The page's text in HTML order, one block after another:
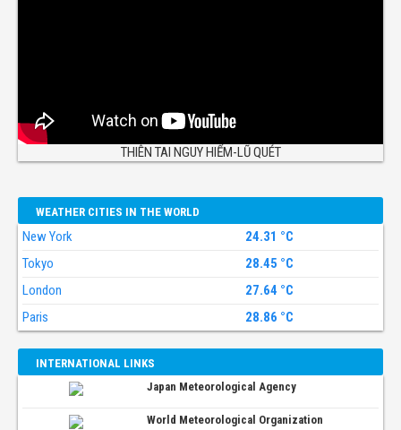
THIÊN TAI NGUY HIỂM-LŨ QUÉT
WEATHER CITIES IN THE WORLD
New York
24.31 °C
Tokyo
28.45 °C
London
27.64 °C
Paris
28.86 °C
INTERNATIONAL LINKS
Japan Meteorological Agency
World Meteorological Organization